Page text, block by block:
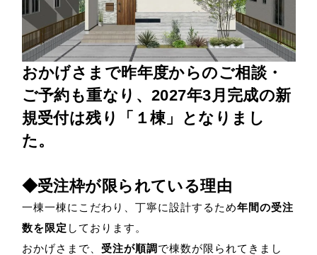
おかげさまで昨年度からのご相談・
ご予約も重なり、2027年3月完成の新
規受付は残り「１棟」となりまし
た。
◆受注枠が限られている理由
一棟一棟にこだわり、丁寧に設計するため年間の受注
数を限定 しております。
おかげさまで、 受注が順調 で棟数が限られてきまし